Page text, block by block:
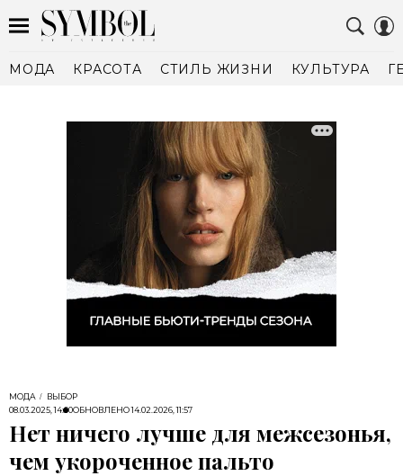
МОДА КРАСОТА СТИЛЬ ЖИЗНИ КУЛЬТУРА
МОДА
ВЫБОР
08.03.2025, 14:00ОБНОВЛЕНО14.02.2026, 11:57
Нет ничего лучше для межсезонья,
чем укороченное пальто